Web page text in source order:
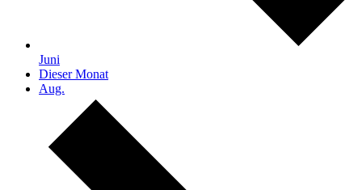
Juni
Dieser Monat
Aug.